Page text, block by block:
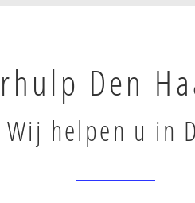
Den
helpen u in